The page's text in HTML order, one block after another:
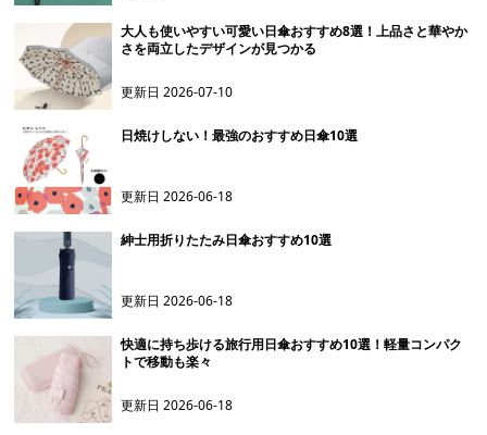
大人も使いやすい可愛い日傘おすすめ8選！上品さと華やか
さを両立したデザインが見つかる
更新日2026-07-10
日焼けしない！最強のおすすめ日傘10選
更新日2026-06-18
紳士用折りたたみ日傘おすすめ10選
更新日2026-06-18
快適に持ち歩ける旅行用日傘おすすめ10選！軽量コンパク
トで移動も楽々
更新日2026-06-18